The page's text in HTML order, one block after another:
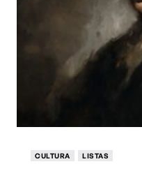
CULTURA LISTAS